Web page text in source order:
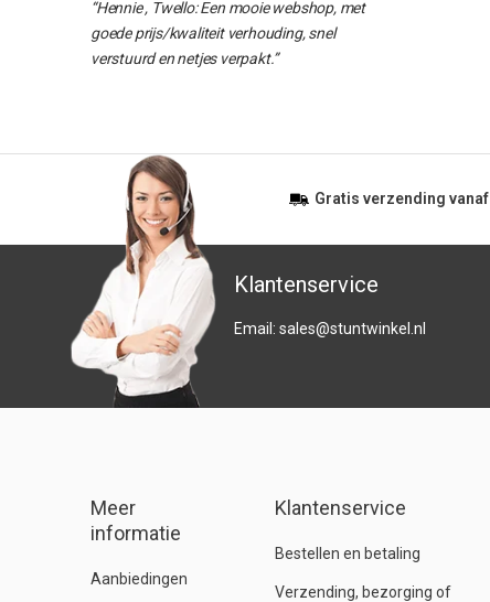
“Hennie , Twello: Een mooie webshop, met
goede prijs/kwaliteit verhouding, snel
verstuurd en netjes verpakt.”
Gratis verzending vanaf
Klantenservice
Email: sales@stuntwinkel.nl
Meer
informatie
Aanbiedingen
Klantenservice
Bestellen en betaling
Verzending, bezorging of